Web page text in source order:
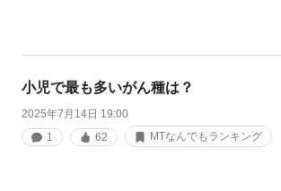
小児で最も多いがん種は？
2025年7月14日 19:00
1
62 MTなんでもランキング